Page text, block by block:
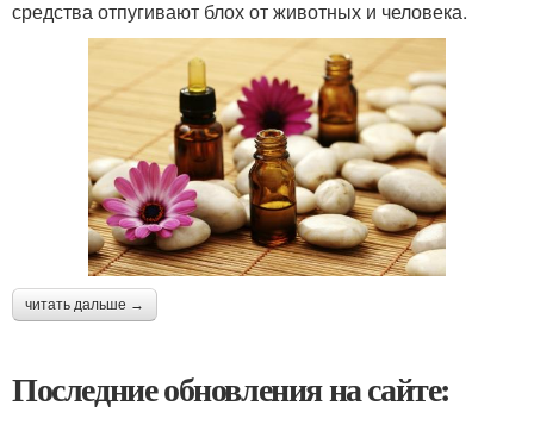
средства отпугивают блох от животных и человека.
читать дальше →
Последние обновления на сайте: